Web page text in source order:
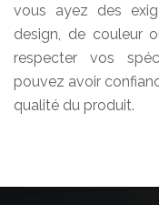
vous ayez des
design, de couleur
respecter vos
pouvez avoir
qualité du produit.